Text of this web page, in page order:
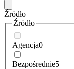
Źródło
Źródło
Agencja0
Bezpośrednie5